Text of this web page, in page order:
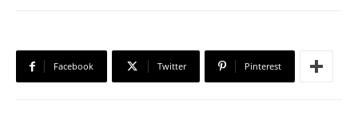
Facebook Twitter Pinterest